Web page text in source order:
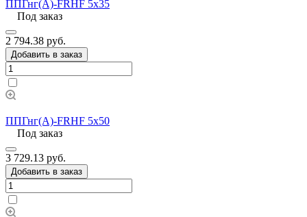
ППГнг(А)-FRHF 5х35
Под заказ
2 794.38 руб.
Добавить в заказ
ППГнг(А)-FRHF 5х50
Под заказ
3 729.13 руб.
Добавить в заказ